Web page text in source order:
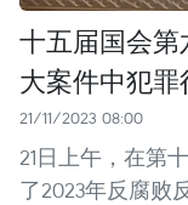
十五届国会
大案件中犯
21/11/2023 08:00
21日上午，在第
了2023年反腐败